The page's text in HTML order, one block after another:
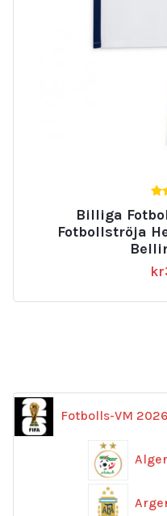
Billiga
Fotbollströja
kr
Fotbolls-VM 2026